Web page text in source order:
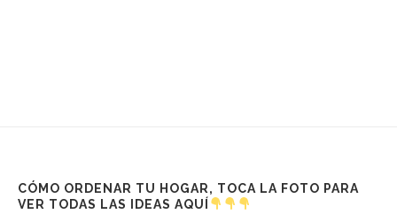
CÓMO ORDENAR TU HOGAR, TOCA LA FOTO PARA
VER TODAS LAS IDEAS AQUÍ